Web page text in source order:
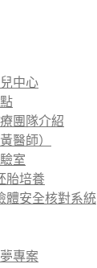
中心
團隊介紹
醫師）
室
胎培養
體安全核對系統
專案